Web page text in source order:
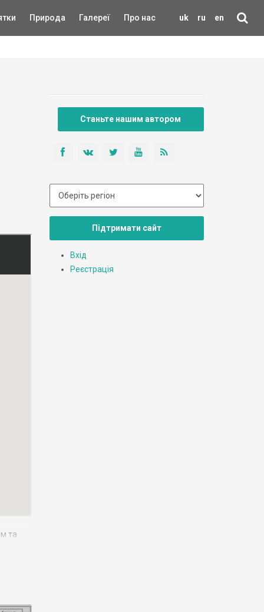
uk ru en
Природа Галереї Про нас
та
Станьте нашим автором
Підтримати сайт
Вхід
Реєстрація